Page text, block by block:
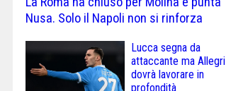
Nusa. Solo il Napoli non si rinforza
Lucca segna da
attaccante ma Allegri
dovrà lavorare in
profondità